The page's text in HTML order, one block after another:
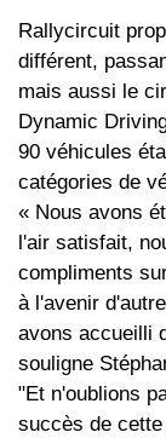
Rallycircuit
différent,
mais aussi le
Dynamic
90 véhicules
catégories de
« Nous avons
l'air satisfait,
compliments
à l'avenir
avons accueilli
souligne
"Et n'oublions
succès de